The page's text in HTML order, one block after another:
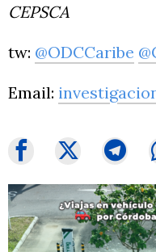
CEPSCA
tw: @ODCCaribe
Email: